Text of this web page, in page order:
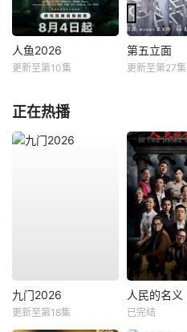
人鱼2026
更新至第10集
第五立面
更新至第27集
正在热播
九门2026
更新至第18集
人民的名义
已完结